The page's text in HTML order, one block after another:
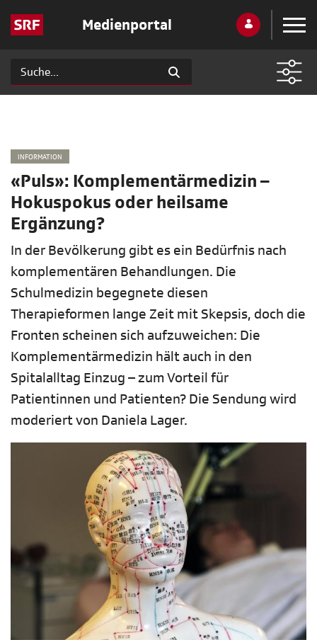
Medienportal
INFORMATION
«Puls»: Komplementärmedizin –
Hokuspokus oder heilsame
Ergänzung?
In der Bevölkerung gibt es ein Bedürfnis nach
komplementären Behandlungen. Die
Schulmedizin begegnete diesen
Therapieformen lange Zeit mit Skepsis, doch die
Fronten scheinen sich aufzuweichen: Die
Komplementärmedizin hält auch in den
Spitalalltag Einzug – zum Vorteil für
Patientinnen und Patienten? Die Sendung wird
moderiert von Daniela Lager.